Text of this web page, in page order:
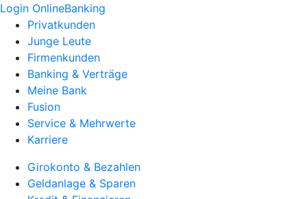
Login OnlineBanking
Privatkunden
Junge Leute
Firmenkunden
Banking & Verträge
Meine Bank
Fusion
Service & Mehrwerte
Karriere
Girokonto & Bezahlen
Geldanlage & Sparen